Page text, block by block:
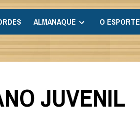
ALMANAQUE O ESPORTE
JUVENIL